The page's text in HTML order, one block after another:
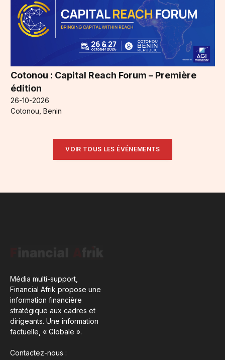
Cotonou : Capital Reach Forum – Première
édition
26-10-2026
Cotonou, Benin
VOIR TOUS LES ÉVÉNEMENTS
Média multi-support,
Financial Afrik propose une
information financière
stratégique aux cadres et
dirigeants. Une information
factuelle, « Globale ».
Contactez-nous :